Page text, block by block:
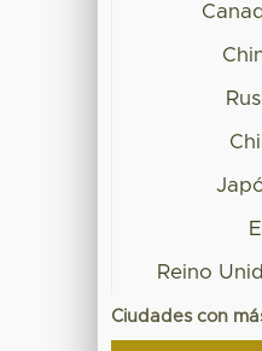
Reino
Ciudades con